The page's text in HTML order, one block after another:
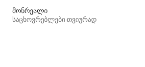
მონრეალი
საცხოვრებლები თვიურად